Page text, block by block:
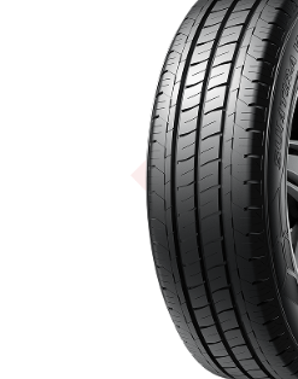
ECE、中东GCC、巴西
先后被评为国家高新技术企
企业、山东省科技创新型中小
星工厂”、临沂市绿色工厂、
心、临沂市企业技术中心、临
经开区功勋企业等荣誉称号。